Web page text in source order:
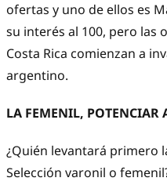
ofertas y uno de ellos es
su interés al 100, pero las
Costa Rica comienzan a
argentino.
LA FEMENIL, POTENCIAR
¿Quién levantará primero
Selección varonil o